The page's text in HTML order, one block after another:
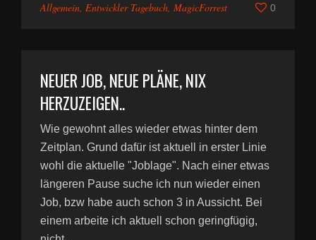
Allgemein, Entwickler Tagebuch, MagicForrest 0
NEUER JOB, NEUE PLÄNE, NIX
HERZUZEIGEN..
Wie gewohnt alles wieder etwas hinter dem
Zeitplan. Grund dafür ist aktuell in erster Linie
wohl die aktuelle "Joblage". Nach einer etwas
längeren Pause suche ich nun wieder einen
Job, bzw habe auch schon 3 in Aussicht. Bei
einem arbeite ich aktuell schon geringfügig,